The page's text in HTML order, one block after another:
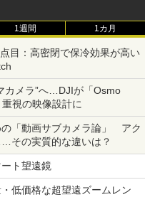
1週間 1カ月
目：高密閉で保冷効果が高い
カメラ”へ…DJIが「Osmo
視の映像設計に
の「動画サブカメラ論」 アク
その実質的な違いは？
ート望遠鏡
低価格な超望遠ズームレン